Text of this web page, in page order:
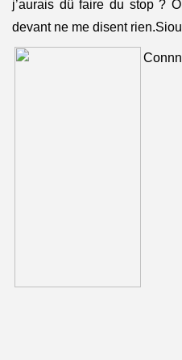
j’aurais dû faire du stop ?
devant ne me disent